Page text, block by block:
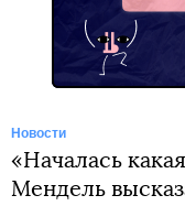
Новости
«Началась
Мендель